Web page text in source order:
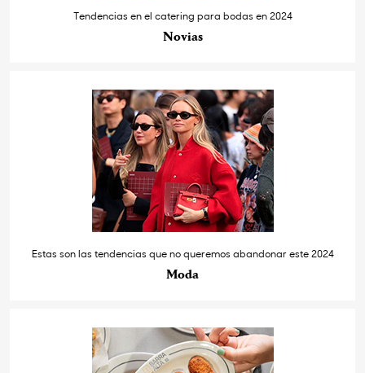
Tendencias en el catering para bodas en 2024
Novias
Estas son las tendencias que no queremos abandonar este 2024
Moda